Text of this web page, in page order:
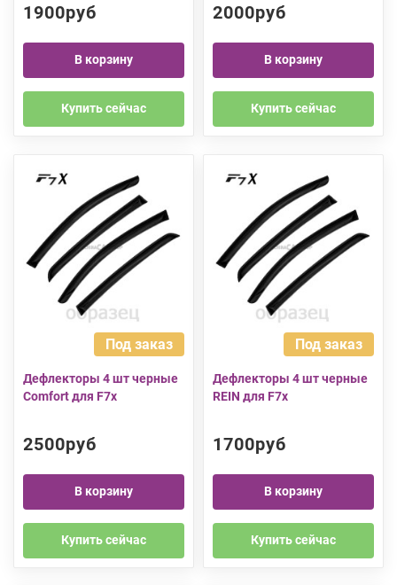
1900руб
В корзину
Купить сейчас
2000руб
В корзину
Купить сейчас
Под заказ
Дефлекторы 4 шт черные
Comfort для F7x
2500руб
В корзину
Купить сейчас
Под заказ
Дефлекторы 4 шт черные
REIN для F7x
1700руб
В корзину
Купить сейчас